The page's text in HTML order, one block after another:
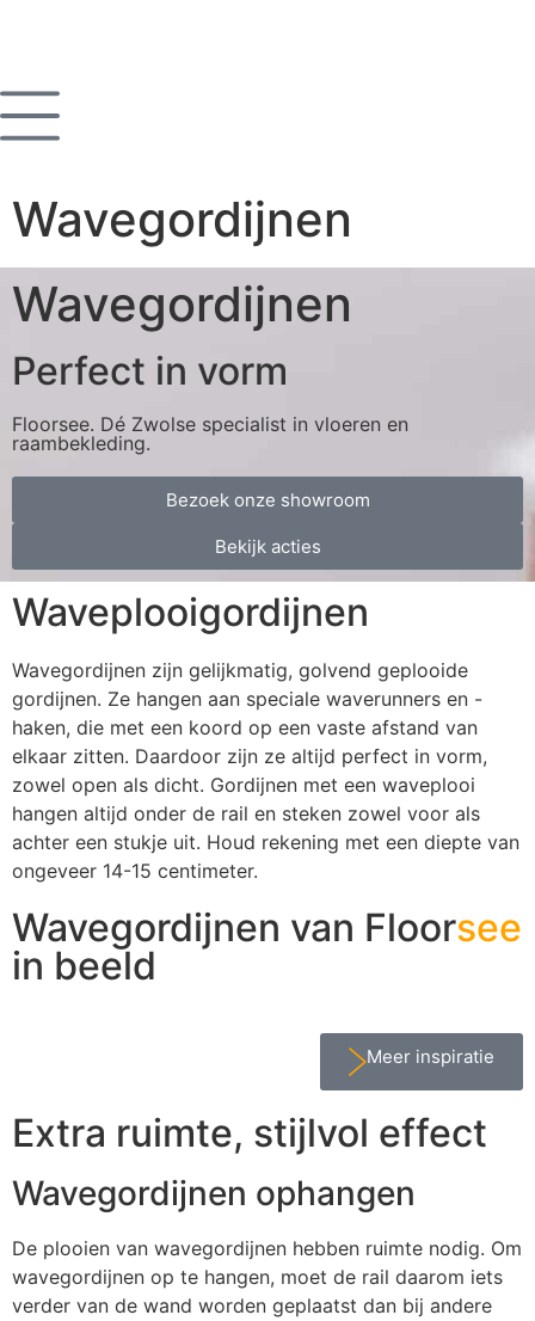
Wavegordijnen
Wavegordijnen
Perfect in vorm
Floorsee. Dé Zwolse specialist in vloeren en
raambekleding.
Bezoek onze showroom
Bekijk acties
Waveplooigordijnen
Wavegordijnen zijn gelijkmatig, golvend geplooide
gordijnen. Ze hangen aan speciale waverunners en -
haken, die met een koord op een vaste afstand van
elkaar zitten. Daardoor zijn ze altijd perfect in vorm,
zowel open als dicht. Gordijnen met een waveplooi
hangen altijd onder de rail en steken zowel voor als
achter een stukje uit. Houd rekening met een diepte van
ongeveer 14-15 centimeter.
Wavegordijnen van Floorsee
in beeld
Meer inspiratie
Extra ruimte, stijlvol effect
Wavegordijnen ophangen
De plooien van wavegordijnen hebben ruimte nodig. Om
wavegordijnen op te hangen, moet de rail daarom iets
verder van de wand worden geplaatst dan bij andere